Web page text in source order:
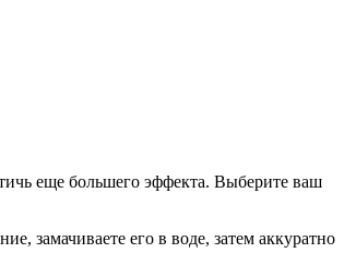
еще большего эффекта. Выберите ваш
замачиваете его в воде, затем аккуратно